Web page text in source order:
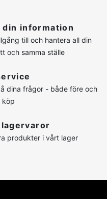
information
till och hantera all din
och samma ställe
dina frågor - både före och
köp
produkter i vårt lager